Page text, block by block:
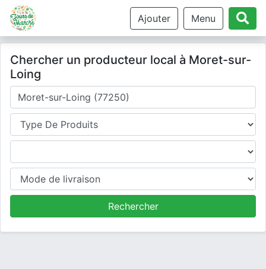
Ajouter Menu
Chercher un producteur local à Moret-sur-
Loing
Où cherchez-vous un producteur ?
Type de produits
Produits
Mode de livraison
Rechercher